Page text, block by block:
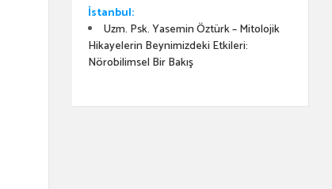
İstanbul:
Uzm. Psk. Yasemin Öztürk – Mitolojik
Hikayelerin Beynimizdeki Etkileri:
Nörobilimsel Bir Bakış